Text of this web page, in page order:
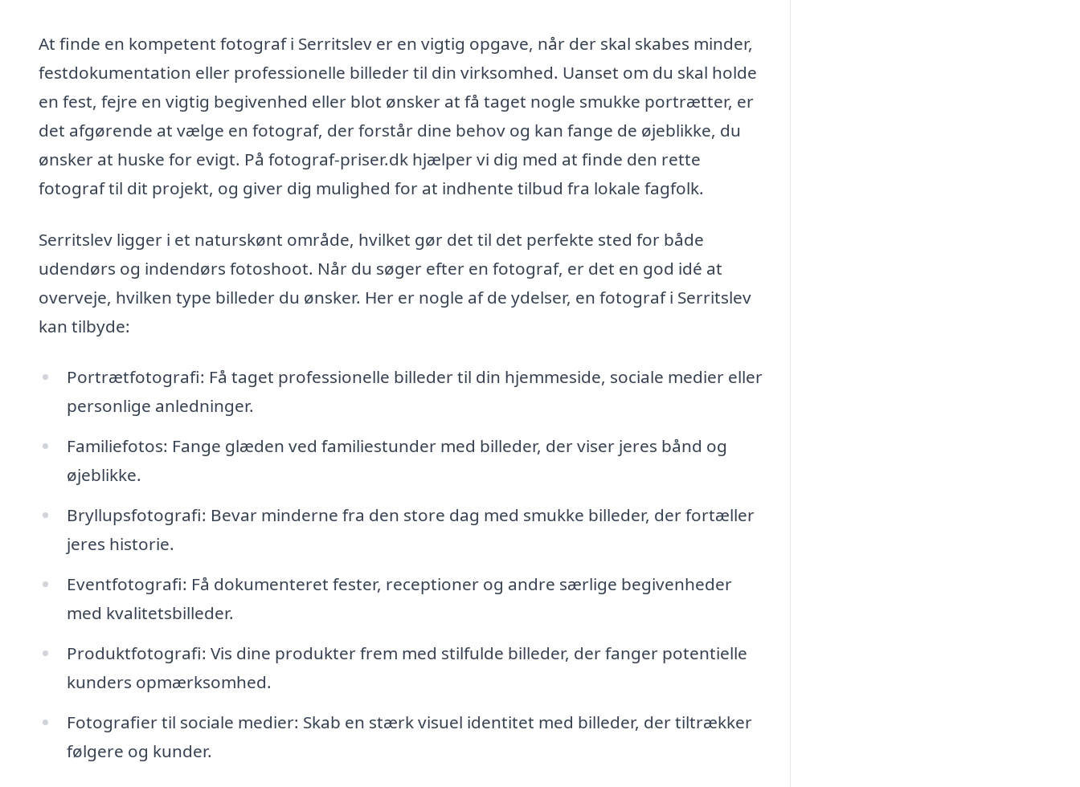
At finde en kompetent fotograf i Serritslev er en vigtig opgave, når der skal skabes minder,
festdokumentation eller professionelle billeder til din virksomhed. Uanset om du skal holde
en fest, fejre en vigtig begivenhed eller blot ønsker at få taget nogle smukke portrætter, er
det afgørende at vælge en fotograf, der forstår dine behov og kan fange de øjeblikke, du
ønsker at huske for evigt. På fotograf-priser.dk hjælper vi dig med at finde den rette
fotograf til dit projekt, og giver dig mulighed for at indhente tilbud fra lokale fagfolk.
Serritslev ligger i et naturskønt område, hvilket gør det til det perfekte sted for både
udendørs og indendørs fotoshoot. Når du søger efter en fotograf, er det en god idé at
overveje, hvilken type billeder du ønsker. Her er nogle af de ydelser, en fotograf i Serritslev
kan tilbyde:
Portrætfotografi: Få taget professionelle billeder til din hjemmeside, sociale medier eller
personlige anledninger.
Familiefotos: Fange glæden ved familiestunder med billeder, der viser jeres bånd og
øjeblikke.
Bryllupsfotografi: Bevar minderne fra den store dag med smukke billeder, der fortæller
jeres historie.
Eventfotografi: Få dokumenteret fester, receptioner og andre særlige begivenheder
med kvalitetsbilleder.
Produktfotografi: Vis dine produkter frem med stilfulde billeder, der fanger potentielle
kunders opmærksomhed.
Fotografier til sociale medier: Skab en stærk visuel identitet med billeder, der tiltrækker
følgere og kunder.